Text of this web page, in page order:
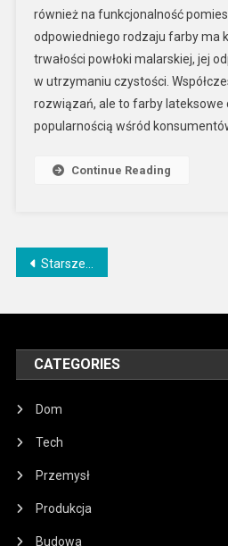
również na funkcjonalność
odpowiedniego rodzaju farby ma
trwałości powłoki malarskiej, jej
w utrzymaniu czystości.
rozwiązań, ale to farby lateksowe
popularnością wśród
Continue Reading
Nawigacja
Starsze wpisy
CATEGORIES
Dom
Tech
Przemysł
Produkcja
Budowa